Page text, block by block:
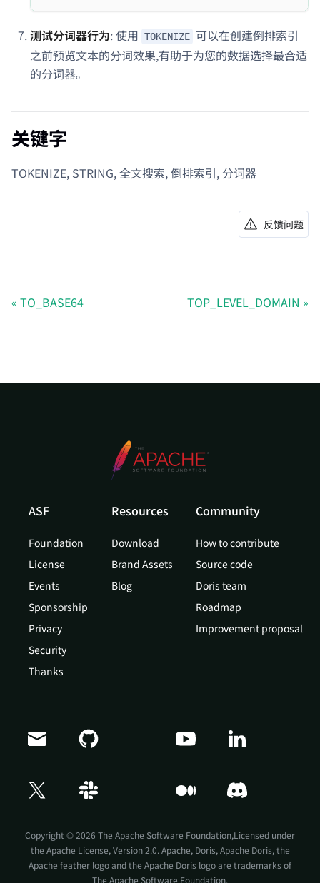
测试分词器行为: 使用 TOKENIZE 可以在创建倒排索引
之前预览文本的分词效果,有助于为您的数据选择最合适
的分词器。
关键字
TOKENIZE, STRING, 全文搜索, 倒排索引, 分词器
反馈问题
TO_BASE64 TOP_LEVEL_DOMAIN
ASF
Foundation
License
Events
Sponsorship
Privacy
Security
Thanks
Resources
Download
Brand Assets
Blog
Community
How to contribute
Source code
Doris team
Roadmap
Improvement proposal
Copyright © 2026 The Apache Software Foundation,Licensed under
the Apache License, Version 2.0. Apache, Doris, Apache Doris, the
Apache feather logo and the Apache Doris logo are trademarks of
The Apache Software Foundation.
Doris Summit 26